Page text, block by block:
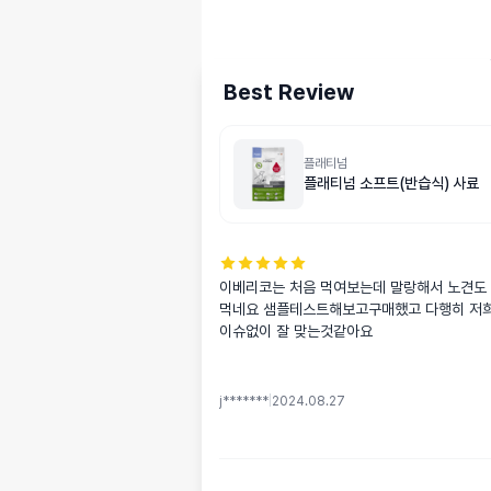
Best Review
플래티넘
플래티넘 소프트(반습식) 사료
이베리코는 처음 먹여보는데 말랑해서 노견
먹네요 샘플테스트해보고구매했고 다행히 저
이슈없이 잘 맞는것같아요
j******* 2024.08.27